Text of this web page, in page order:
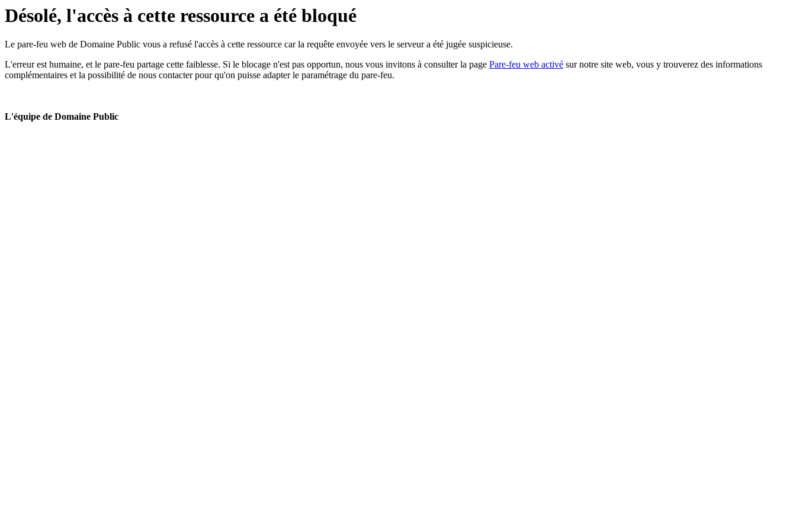
Désolé, l'accès à cette ressource a été bloqué
Le pare-feu web de Domaine Public vous a refusé l'accès à cette ressource car la requête envoyée vers le serveur a été jugée suspicieuse.
L'erreur est humaine, et le pare-feu partage cette faiblesse. Si le blocage n'est pas opportun, nous vous invitons à consulter la page Pare-feu web activé sur notre site web, vous y trouverez des informations
complémentaires et la possibilité de nous contacter pour qu'on puisse adapter le paramétrage du pare-feu.
L'équipe de Domaine Public